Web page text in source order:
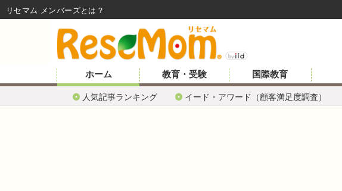
ホーム
人気記事ランキング イード・アワード（顧客満足度調査）
教育・受験 国際教育
リセマム メンバーズ